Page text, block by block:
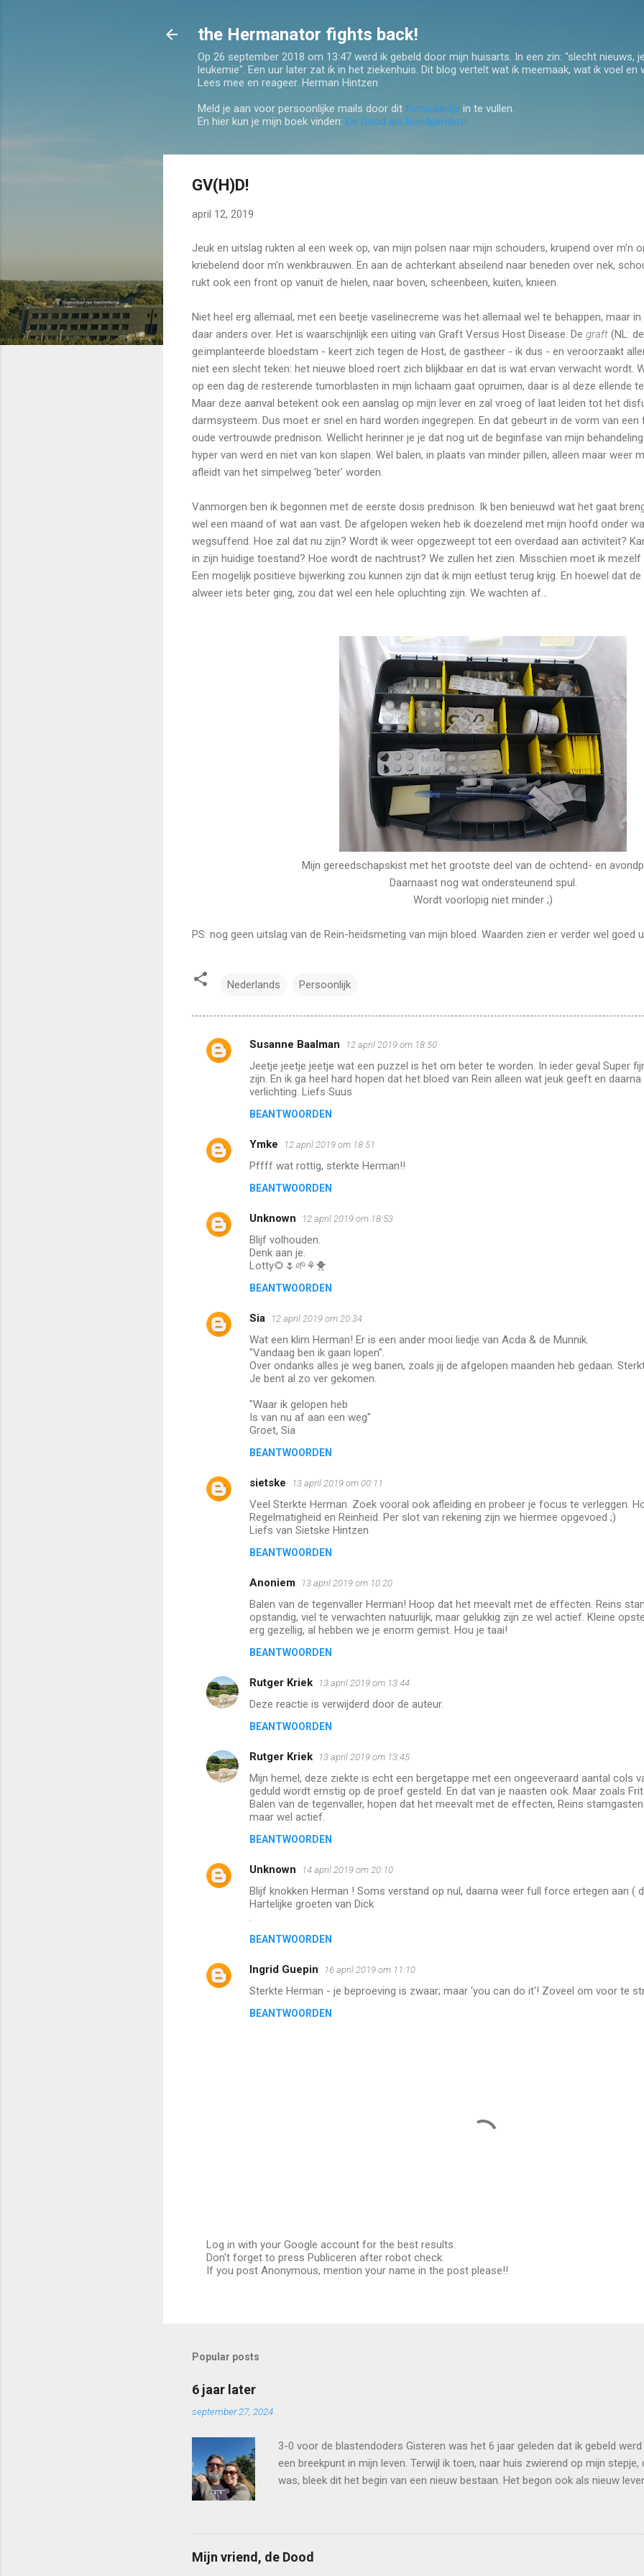
the Hermanator fights back!
Op 26 september 2018 om 13:47 werd ik gebeld door mijn huisarts. In een zin: "slecht nieuws,
leukemie". Een uur later zat ik in het ziekenhuis. Dit blog vertelt wat ik meemaak, wat ik voel en
Lees mee en reageer. Herman Hintzen
Meld je aan voor persoonlijke mails door dit formuliertje in te vullen.
En hier kun je mijn boek vinden: De Dood als Bondgenoot!
GV(H)D!
april 12, 2019
Jeuk en uitslag rukten al een week op, van mijn polsen naar mijn schouders, kruipend over m'n
kriebelend door m'n wenkbrauwen. En aan de achterkant abseilend naar beneden over nek,
rukt ook een front op vanuit de hielen, naar boven, scheenbeen, kuiten, knieen.
Niet heel erg allemaal, met een beetje vaselinecreme was het allemaal wel te behappen, maar
daar anders over. Het is waarschijnlijk een uiting van Graft Versus Host Disease. De graft (NL:
geïmplanteerde bloedstam - keert zich tegen de Host, de gastheer - ik dus - en veroorzaakt
niet een slecht teken: het nieuwe bloed roert zich blijkbaar en dat is wat ervan verwacht wordt.
op een dag de resterende tumorblasten in mijn lichaam gaat opruimen, daar is al deze ellende
Maar deze aanval betekent ook een aanslag op mijn lever en zal vroeg of laat leiden tot het
darmsysteem. Dus moet er snel en hard worden ingegrepen. En dat gebeurt in de vorm van
oude vertrouwde prednison. Wellicht herinner je je dat nog uit de beginfase van mijn
hyper van werd en niet van kon slapen. Wel balen, in plaats van minder pillen, alleen maar weer
afleidt van het simpelweg 'beter' worden.
Vanmorgen ben ik begonnen met de eerste dosis prednison. Ik ben benieuwd wat het gaat
wel een maand of wat aan vast. De afgelopen weken heb ik doezelend met mijn hoofd onder
wegsuffend. Hoe zal dat nu zijn? Wordt ik weer opgezweept tot een overdaad aan activiteit?
in zijn huidige toestand? Hoe wordt de nachtrust? We zullen het zien. Misschien moet ik mezelf
Een mogelijk positieve bijwerking zou kunnen zijn dat ik mijn eetlust terug krijg. En hoewel dat
alweer iets beter ging, zou dat wel een hele opluchting zijn. We wachten af...
Mijn gereedschapskist met het grootste deel van de ochtend- en
Daarnaast nog wat ondersteunend spul.
Wordt voorlopig niet minder ;)
PS: nog geen uitslag van de Rein-heidsmeting van mijn bloed. Waarden zien er verder wel goed
Nederlands Persoonlijk
R
i
Susanne Baalman 12 april 2019 om 18:50
Jeetje jeetje jeetje wat een puzzel is het om beter te worden. In ieder geval Super
zijn. En ik ga heel hard hopen dat het bloed van Rein alleen wat jeuk geeft en
verlichting. Liefs Suus
BEANTWOORDEN
Ymke 12 april 2019 om 18:51
Pffff wat rottig, sterkte Herman!!
BEANTWOORDEN
Unknown 12 april 2019 om 18:53
Blijf volhouden.
Denk aan je.
Lotty🌻🌷🌱⚘🐥
BEANTWOORDEN
Sia 12 april 2019 om 20:34
Wat een klim Herman! Er is een ander mooi liedje van Acda & de Munnik.
"Vandaag ben ik gaan lopen".
Over ondanks alles je weg banen, zoals jij de afgelopen maanden heb gedaan.
Je bent al zo ver gekomen.
"Waar ik gelopen heb
Is van nu af aan een weg"
Groet, Sia
BEANTWOORDEN
sietske 13 april 2019 om 00:11
Veel Sterkte Herman. Zoek vooral ook afleiding en probeer je focus te verleggen.
Regelmatigheid en Reinheid. Per slot van rekening zijn we hiermee opgevoed ;)
Liefs van Sietske Hintzen
BEANTWOORDEN
Anoniem 13 april 2019 om 10:20
Balen van de tegenvaller Herman! Hoop dat het meevalt met de effecten. Reins
opstandig, viel te verwachten natuurlijk, maar gelukkig zijn ze wel actief. Kleine
erg gezellig, al hebben we je enorm gemist. Hou je taai!
BEANTWOORDEN
Rutger Kriek 13 april 2019 om 13:44
Deze reactie is verwijderd door de auteur.
BEANTWOORDEN
Rutger Kriek 13 april 2019 om 13:45
Mijn hemel, deze ziekte is echt een bergetappe met een ongeeveraard aantal cols
geduld wordt ernstig op de proef gesteld. En dat van je naasten ook. Maar zoals
Balen van de tegenvaller, hopen dat het meevalt met de effecten, Reins
maar wel actief.
BEANTWOORDEN
Unknown 14 april 2019 om 20:10
Blijf knokken Herman ! Soms verstand op nul, daarna weer full force ertegen aan (
Hartelijke groeten van Dick
.
BEANTWOORDEN
Ingrid Guepin 16 april 2019 om 11:10
Sterkte Herman - je beproeving is zwaar; maar 'you can do it'! Zoveel om voor te
BEANTWOORDEN
E
e
i
p
s
e
n
Log in with your Google account for the best results.
Don't forget to press Publiceren after robot check.
If you post Anonymous, mention your name in the post please!!
Popular posts
6 jaar later
september 27, 2024
3-0 voor de blastendoders Gisteren was het 6 jaar geleden dat ik gebeld
een breekpunt in mijn leven. Terwijl ik toen, naar huis zwierend op mijn
was, bleek dit het begin van een nieuw bestaan. Het begon ook als nieuw
ik plotsklaps weer de wereld ingesmeten. Glibberend en glijdend over de
niet in staat om te staan of te lopen, daarna niet wetend wie ik was of wat ik
nieuwe bestaan. Net als een baby ontving ik vaccins om mijn nieuwe
Mijn vriend, de Dood